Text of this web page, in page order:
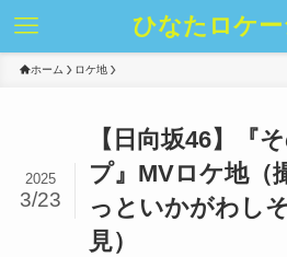
ひなたロケ
ホーム ロケ地
【日向坂46】『
プ』MVロケ地（
っといかがわし
見）
2025
3/23